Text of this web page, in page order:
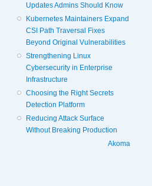
Updates Admins Should Know
Kubernetes Maintainers Expand
CSI Path Traversal Fixes
Beyond Original Vulnerabilities
Strengthening Linux
Cybersecurity in Enterprise
Infrastructure
Choosing the Right Secrets
Detection Platform
Reducing Attack Surface
Without Breaking Production
Akoma